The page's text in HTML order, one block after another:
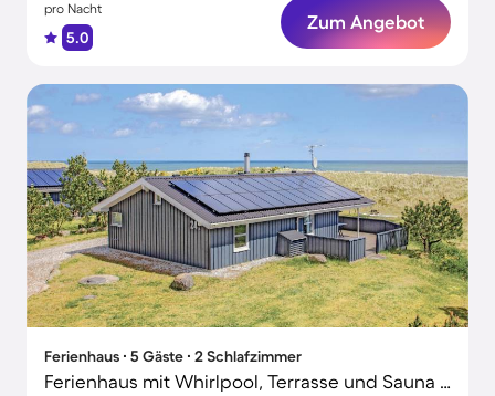
pro Nacht
5.0
Zum Angebot
Ferienhaus ∙ 5 Gäste ∙ 2 Schlafzimmer
Ferienhaus mit Whirlpool, Terrasse und Sauna | Wasserblick